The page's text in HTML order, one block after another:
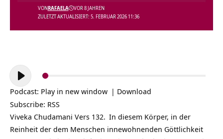
ZULETZT AKTUALISIERT: 5. FEBRUAR 2026 11:36
VONRAFAELA VOR 8 JAHREN
Audio-
Player
Podcast: Play in new window | Download
Subscribe: RSS
Viveka Chudamani Vers 132. In diesem Körper, in der
Reinheit der dem Menschen innewohnenden Göttlichkeit